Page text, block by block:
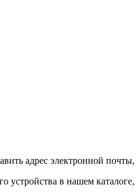
адрес электронной
устройства в нашем